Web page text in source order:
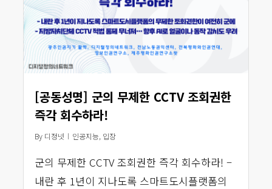
[공동성명] 군의 무제한 CCTV 조회권한
즉각 회수하라!
By 디정넷 인공지능, 입장
군의 무제한 CCTV 조회권한 즉각 회수하라! –
내란 후 1년이 지나도록 스마트도시플랫폼의